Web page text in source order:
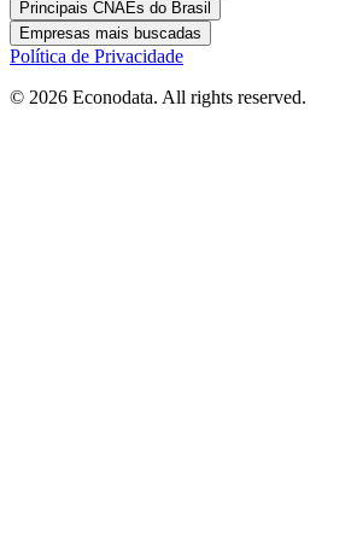
Principais CNAEs do Brasil
Empresas mais buscadas
Política de Privacidade
© 2026 Econodata. All rights reserved.